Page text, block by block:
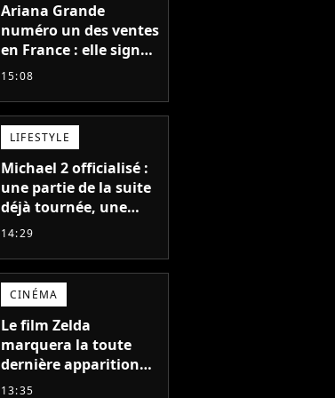
Ariana Grande
numéro un des ventes
en France : elle signe
le meilleur démarrage
son album Petal
15:08
LIFESTYLE
Michael 2 officialisé :
une partie de la suite
déjà tournée, une
sortie possible en
14:29
CINÉMA
Le film Zelda
marquera la toute
dernière apparition
de cet acteur
13:35